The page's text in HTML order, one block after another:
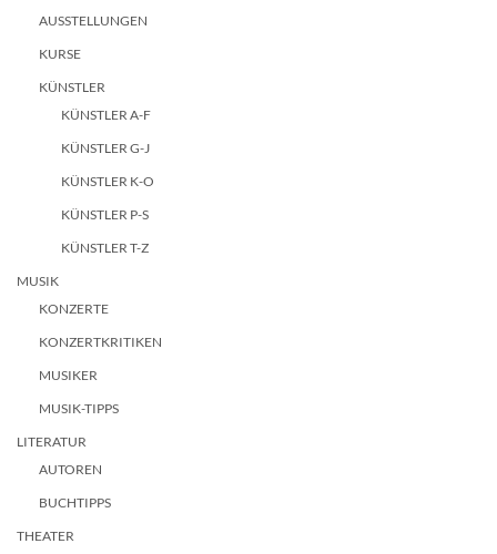
AUSSTELLUNGEN
KURSE
KÜNSTLER
KÜNSTLER A-F
KÜNSTLER G-J
KÜNSTLER K-O
KÜNSTLER P-S
KÜNSTLER T-Z
MUSIK
KONZERTE
KONZERTKRITIKEN
MUSIKER
MUSIK-TIPPS
LITERATUR
AUTOREN
BUCHTIPPS
THEATER